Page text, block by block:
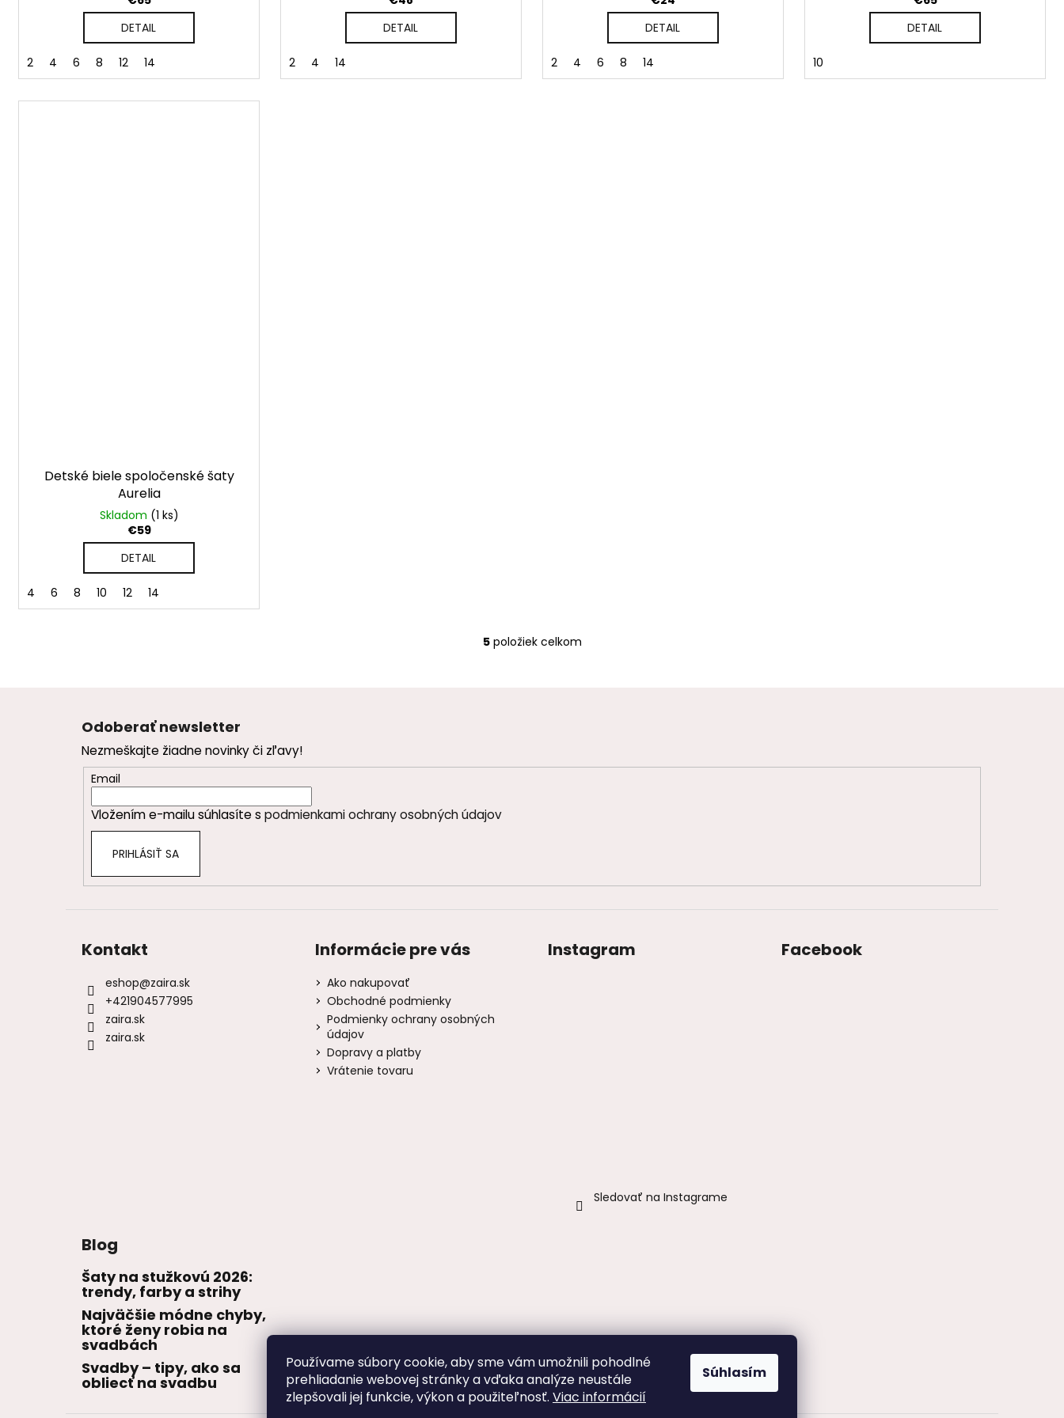
Používame súbory cookie, aby sme vám umožnili pohodlné
prehliadanie webovej stránky a vďaka analýze neustále
zlepšovali jej funkcie, výkon a použiteľnosť. Viac informácií
Súhlasím
DETAIL
2 4 6 8 12 14
DETAIL
2 4 14
DETAIL
2 4 6 8 14
DETAIL
10
Detské biele spoločenské šaty
Aurelia
Skladom (1 ks)
€59
DETAIL
4 6 8 10 12 14
O
i
v
ý
5položiek celkom
Odoberať newsletter
Nezmeškajte žiadne novinky či zľavy!
Email
Vložením e-mailu súhlasíte s podmienkami ochrany osobných údajov
PRIHLÁSIŤ SA
Kontakt
eshop@zaira.sk
+421904577995
zaira.sk
zaira.sk
Informácie pre vás
Ako nakupovať
Obchodné podmienky
Podmienky ochrany osobných
údajov
Dopravy a platby
Vrátenie tovaru
Instagram
Sledovať na Instagrame
Facebook
Blog
Šaty na stužkovú 2026:
trendy, farby a strihy
Najväčšie módne chyby,
ktoré ženy robia na
svadbách
Svadby – tipy, ako sa
obliecť na svadbu